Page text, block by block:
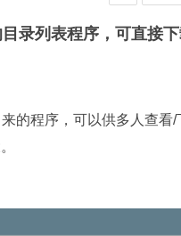
录列表程序，可直接
的程序，可以供多人查看